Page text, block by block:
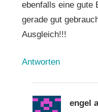
ebenfalls eine gute
gerade gut
Ausgleich!!!
Antworten
engel